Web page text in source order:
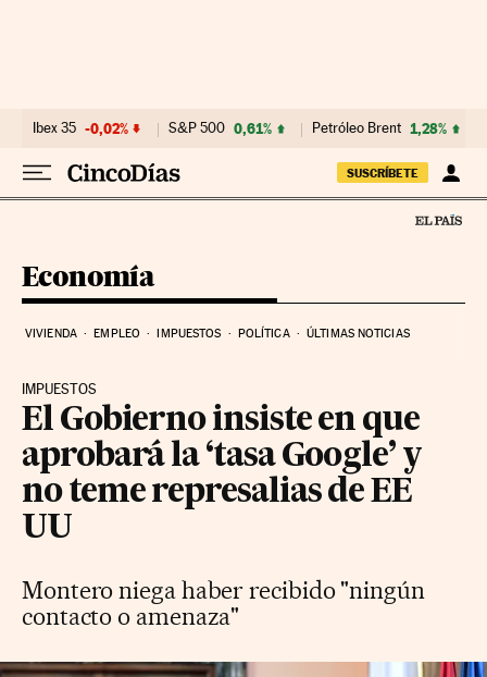
Ibex 35 -0,02% S&P 500 0,61% Petróleo Brent 1,28%
SUSCRÍBETE
Economía
VIVIENDA EMPLEO IMPUESTOS POLÍTICA ÚLTIMAS NOTICIAS
IMPUESTOS
El Gobierno insiste en que
aprobará la ‘tasa Google’ y
no teme represalias de EE
UU
Montero niega haber recibido "ningún
contacto o amenaza"